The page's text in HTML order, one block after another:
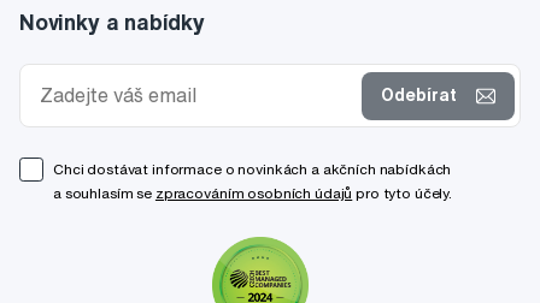
Novinky a nabídky
Odebírat
Chci dostávat informace o novinkách a akčních nabídkách
a souhlasím se zpracováním osobních údajů pro tyto účely.